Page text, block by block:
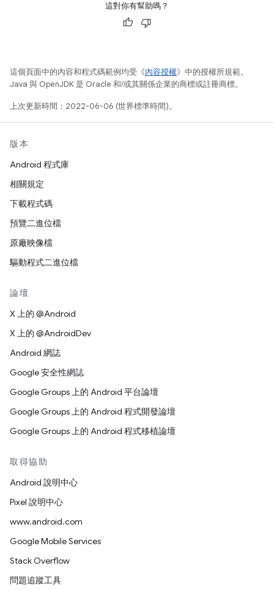
這對你有幫助嗎？
這個頁面中的內容和程式碼範例均受《內容授權》中的授權所規範。
Java 與 OpenJDK 是 Oracle 和/或其關係企業的商標或註冊商標。
上次更新時間：2022-06-06 (世界標準時間)。
版本
Android 程式庫
相關規定
下載程式碼
預覽二進位檔
原廠映像檔
驅動程式二進位檔
論壇
X 上的 @Android
X 上的 @AndroidDev
Android 網誌
Google 安全性網誌
Google Groups 上的 Android 平台論壇
Google Groups 上的 Android 程式開發論壇
Google Groups 上的 Android 程式移植論壇
取得協助
Android 說明中心
Pixel 說明中心
www.android.com
Google Mobile Services
Stack Overflow
問題追蹤工具